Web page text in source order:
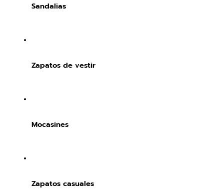
Sandalias
Zapatos de vestir
Mocasines
Zapatos casuales